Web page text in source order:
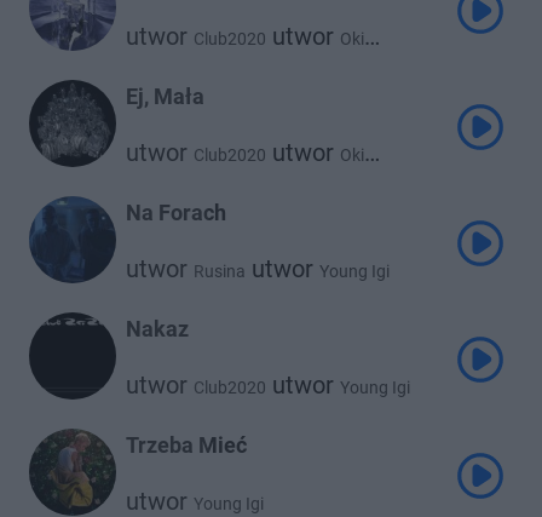
utwor Club2020 utwor Oki
Taco Hemingway
Young Leosia
Ej, Mała
utwor Club2020 utwor Oki
Otsochodzi utwor
Na Forach
utwor Rusina utwor Young Igi
Nakaz
utwor Club2020 utwor Young Igi
Catchup
Trzeba Mieć
utwor Young Igi